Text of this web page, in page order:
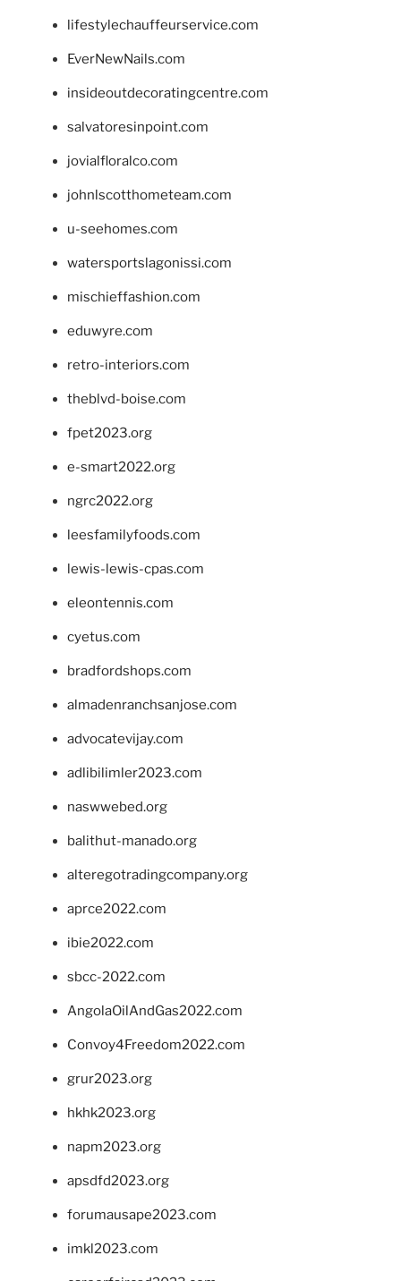
lifestylechauffeurservice.com
EverNewNails.com
insideoutdecoratingcentre.com
salvatoresinpoint.com
jovialfloralco.com
johnlscotthometeam.com
u-seehomes.com
watersportslagonissi.com
mischieffashion.com
eduwyre.com
retro-interiors.com
theblvd-boise.com
fpet2023.org
e-smart2022.org
ngrc2022.org
leesfamilyfoods.com
lewis-lewis-cpas.com
eleontennis.com
cyetus.com
bradfordshops.com
almadenranchsanjose.com
advocatevijay.com
adlibilimler2023.com
naswwebed.org
balithut-manado.org
alteregotradingcompany.org
aprce2022.com
ibie2022.com
sbcc-2022.com
AngolaOilAndGas2022.com
Convoy4Freedom2022.com
grur2023.org
hkhk2023.org
napm2023.org
apsdfd2023.org
forumausape2023.com
imkl2023.com